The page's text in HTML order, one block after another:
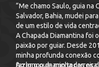
“Me chamo Saulo, guia na
Salvador, Bahia, mudei
de um estilo de vida
A Chapada Diamantina foi
paixão por guiar. Desde
minha profunda conexão
fazer o que amo todos os
Ao longo da minha